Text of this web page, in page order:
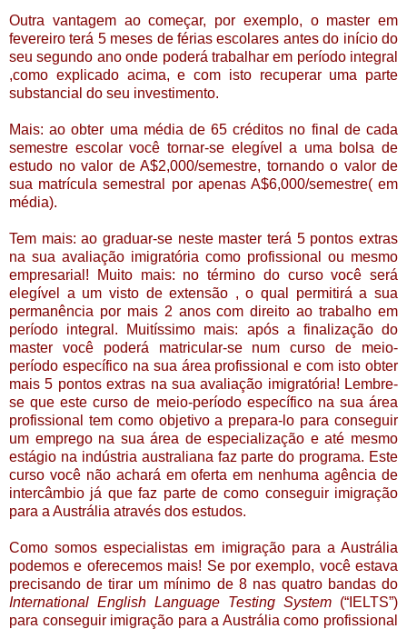
Outra vantagem ao começar, por exemplo, o master em
fevereiro terá 5 meses de férias escolares antes do início do
seu segundo ano onde poderá trabalhar em período integral
,como explicado acima, e com isto recuperar uma parte
substancial do seu investimento.
Mais: ao obter uma média de 65 créditos no final de cada
semestre escolar você tornar-se elegível a uma bolsa de
estudo no valor de A$2,000/semestre, tornando o valor de
sua matrícula semestral por apenas A$6,000/semestre( em
média).
Tem mais: ao graduar-se neste master terá 5 pontos extras
na sua avaliação imigratória como profissional ou mesmo
empresarial! Muito mais: no término do curso você será
elegível a um visto de extensão , o qual permitirá a sua
permanência por mais 2 anos com direito ao trabalho em
período integral. Muitíssimo mais: após a finalização do
master você poderá matricular-se num curso de meio-
período específico na sua área profissional e com isto obter
mais 5 pontos extras na sua avaliação imigratória! Lembre-
se que este curso de meio-período específico na sua área
profissional tem como objetivo a prepara-lo para conseguir
um emprego na sua área de especialização e até mesmo
estágio na indústria australiana faz parte do programa. Este
curso você não achará em oferta em nenhuma agência de
intercâmbio já que faz parte de como conseguir imigração
para a Austrália através dos estudos.
Como somos especialistas em imigração para a Austrália
podemos e oferecemos mais! Se por exemplo, você estava
precisando de tirar um mínimo de 8 nas quatro bandas do
International English Language Testing System (“IELTS”)
para conseguir imigração para a Austrália como profissional